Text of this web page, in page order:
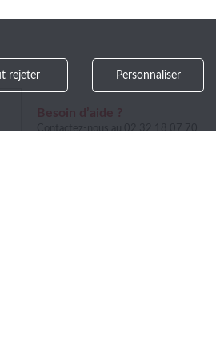
Besoin d’aide ?
rejeter Personnaliser